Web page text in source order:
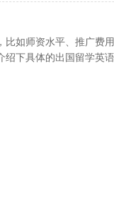
如师资水平、推广费
下具体的出国留学英